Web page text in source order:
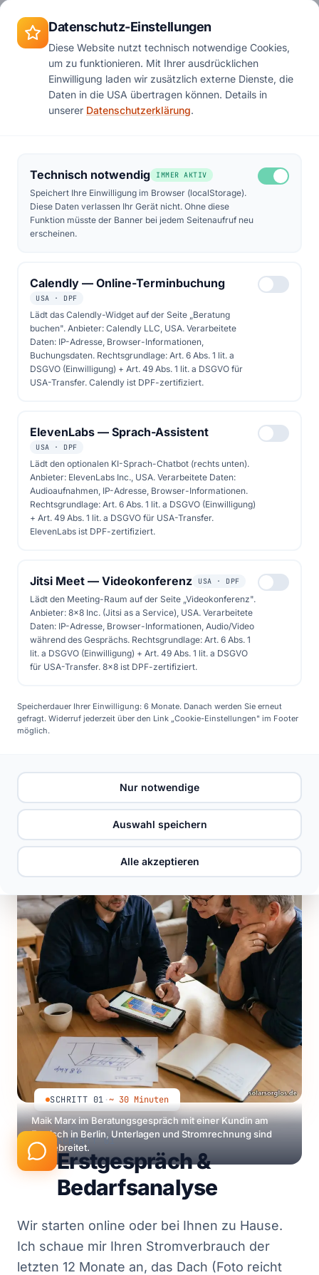
Zum Hauptinhalt springen
IHR SOLAR-ENERGIEKONZEPT · IN 4 SCHRITTEN
Klare Schritte, ein Ansprechpartner, keine
Überraschungen. So sieht ein Projekt mit mir
aus — vom Erstgespräch über die Installation
Beratung buchen
Solarrechner
SOMMER · BERLIN
Maik Marx im Beratungsgespräch mit einer Kundin am
Esstisch in Berlin, Unterlagen und Stromrechnung sind
ausgebreitet.
SCHRITT 01 ·~ 30 Minuten
SCHRITT 01
Erstgespräch &
Bedarfsanalyse
Wir starten online oder bei Ihnen zu Hause.
Ich schaue mir Ihren Stromverbrauch der
letzten 12 Monate an, das Dach (Foto reicht
Datenschutz-Einstellungen
Diese Website nutzt technisch notwendige Cookies,
um zu funktionieren. Mit Ihrer ausdrücklichen
Einwilligung laden wir zusätzlich externe Dienste, die
Daten in die USA übertragen können. Details in
unserer Datenschutzerklärung.
Technisch notwendig IMMER AKTIV
Speichert Ihre Einwilligung im Browser (localStorage).
Diese Daten verlassen Ihr Gerät nicht. Ohne diese
Funktion müsste der Banner bei jedem Seitenaufruf neu
erscheinen.
Calendly — Online-Terminbuchung
USA · DPF
Lädt das Calendly-Widget auf der Seite „Beratung
buchen". Anbieter: Calendly LLC, USA. Verarbeitete
Daten: IP-Adresse, Browser-Informationen,
Buchungsdaten. Rechtsgrundlage: Art. 6 Abs. 1 lit. a
DSGVO (Einwilligung) + Art. 49 Abs. 1 lit. a DSGVO für
USA-Transfer. Calendly ist DPF-zertifiziert.
ElevenLabs — Sprach-Assistent
USA · DPF
Lädt den optionalen KI-Sprach-Chatbot (rechts unten).
Anbieter: ElevenLabs Inc., USA. Verarbeitete Daten:
Audioaufnahmen, IP-Adresse, Browser-Informationen.
Rechtsgrundlage: Art. 6 Abs. 1 lit. a DSGVO (Einwilligung)
+ Art. 49 Abs. 1 lit. a DSGVO für USA-Transfer.
ElevenLabs ist DPF-zertifiziert.
Jitsi Meet — Videokonferenz USA · DPF
Lädt den Meeting-Raum auf der Seite „Videokonferenz".
Anbieter: 8x8 Inc. (Jitsi as a Service), USA. Verarbeitete
Daten: IP-Adresse, Browser-Informationen, Audio/Video
während des Gesprächs. Rechtsgrundlage: Art. 6 Abs. 1
lit. a DSGVO (Einwilligung) + Art. 49 Abs. 1 lit. a DSGVO
für USA-Transfer. 8x8 ist DPF-zertifiziert.
Speicherdauer Ihrer Einwilligung: 6 Monate. Danach werden Sie erneut
gefragt. Widerruf jederzeit über den Link „Cookie-Einstellungen" im Footer
möglich.
Nur notwendige
Auswahl speichern
Alle akzeptieren